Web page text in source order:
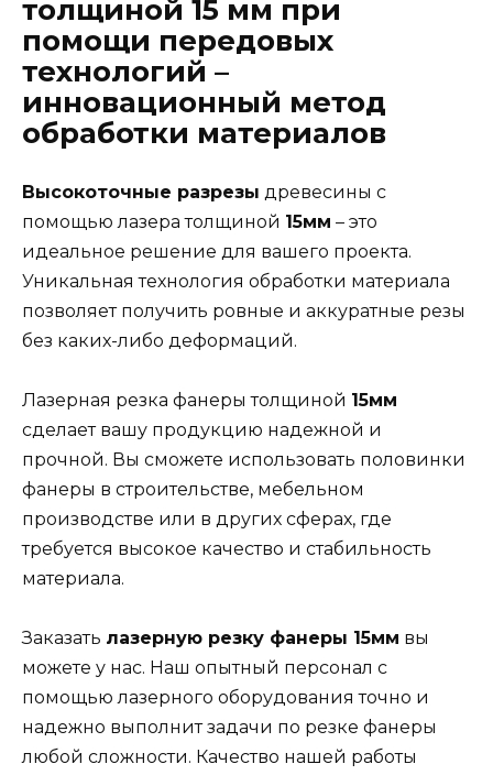
толщиной 15 мм при
помощи передовых
технологий –
инновационный метод
обработки материалов
Высокоточные разрезы древесины с
помощью лазера толщиной 15мм – это
идеальное решение для вашего проекта.
Уникальная технология обработки материала
позволяет получить ровные и аккуратные резы
без каких-либо деформаций.
Лазерная резка фанеры толщиной 15мм
сделает вашу продукцию надежной и
прочной. Вы сможете использовать половинки
фанеры в строительстве, мебельном
производстве или в других сферах, где
требуется высокое качество и стабильность
материала.
Заказать лазерную резку фанеры 15мм вы
можете у нас. Наш опытный персонал с
помощью лазерного оборудования точно и
надежно выполнит задачи по резке фанеры
любой сложности. Качество нашей работы